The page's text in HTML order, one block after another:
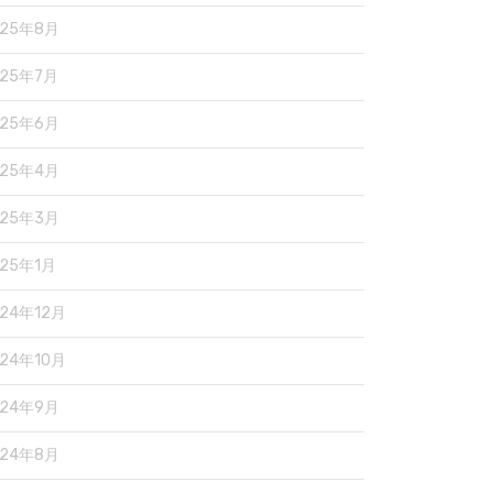
年8月
年7月
年6月
年4月
年3月
年1月
年12月
年10月
年9月
年8月